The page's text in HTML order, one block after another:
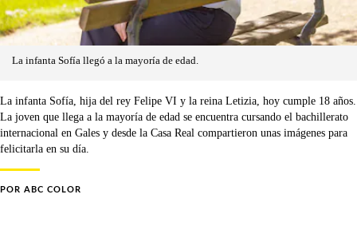
La infanta Sofía llegó a la mayoría de edad.
La infanta Sofía, hija del rey Felipe VI y la reina Letizia, hoy cumple 18 años.
La joven que llega a la mayoría de edad se encuentra cursando el bachillerato
internacional en Gales y desde la Casa Real compartieron unas imágenes para
felicitarla en su día.
POR ABC COLOR